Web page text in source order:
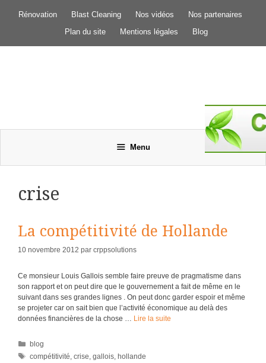
Rénovation Blast Cleaning Nos vidéos
Nos partenaires
Plan du site
Mentions légales Blog
Menu
crise
La compétitivité de Hollande
10 novembre 2012 par crppsolutions
Ce monsieur Louis Gallois semble faire preuve de pragmatisme dans
son rapport et on peut dire que le gouvernement a fait de même en le
suivant dans ses grandes lignes . On peut donc garder espoir et même
se projeter car on sait bien que l’activité économique au delà des
données financières de la chose … Lire la suite
Catégories
blog
Étiquettes
compétitivité,crise,gallois, hollande